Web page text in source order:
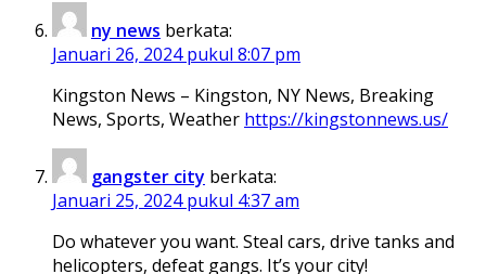
ny news berkata:
Januari 26, 2024 pukul 8:07 pm
Kingston News – Kingston, NY News, Breaking
News, Sports, Weather https://kingstonnews.us/
gangster city berkata:
Januari 25, 2024 pukul 4:37 am
Do whatever you want. Steal cars, drive tanks and
helicopters, defeat gangs. It’s your city!